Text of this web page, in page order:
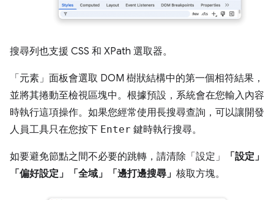
搜尋列也支援 CSS 和 XPath 選取器。
「元素」 面板會選取 DOM 樹狀結構中的第一個相符結果，
並將其捲動至檢視區塊中。根據預設，系統會在您輸入內容
時執行這項操作。如果您經常使用長搜尋查詢，可以讓開發
人員工具只在您按下 Enter 鍵時執行搜尋。
如要避免節點之間不必要的跳轉，請清除「設定」
「設定」
「偏好設定」
「全域」 「邊打邊搜尋」 核取方塊。